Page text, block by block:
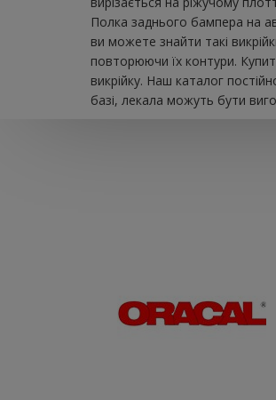
Полка заднього бампера на
ви можете знайти такі
повторюючи їх контури.
викрійку. Наш каталог
базі, лекала можуть бути